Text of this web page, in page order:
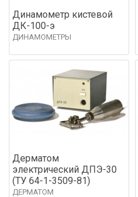
Динамометр кистевой
ДК-100-э
ДИНАМОМЕТРЫ
Дерматом
электрический ДПЭ-30
(ТУ 64-1-3509-81)
ДЕРМАТОМ